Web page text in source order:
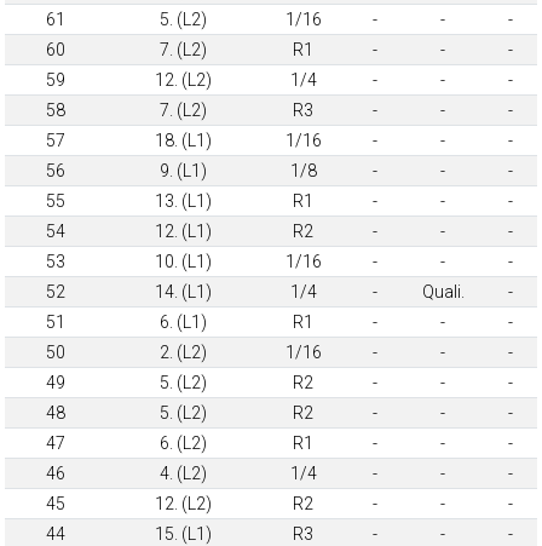
61
5. (L2) 1/16 - -
-
60
7. (L2) R1 - -
-
59
12. (L2) 1/4 - -
-
58
7. (L2) R3 - -
-
57
18. (L1) 1/16 - -
-
56
9. (L1) 1/8 - -
-
55
13. (L1) R1 - -
-
54
12. (L1) R2 - -
-
53
10. (L1) 1/16 - -
-
52
14. (L1) 1/4 - Quali.
-
51
6. (L1) R1 - -
-
50
2. (L2) 1/16 - -
-
49
5. (L2) R2 - -
-
48
5. (L2) R2 - -
-
47
6. (L2) R1 - -
-
46
4. (L2) 1/4 - -
-
45
12. (L2) R2 - -
-
44
15. (L1) R3 - -
-